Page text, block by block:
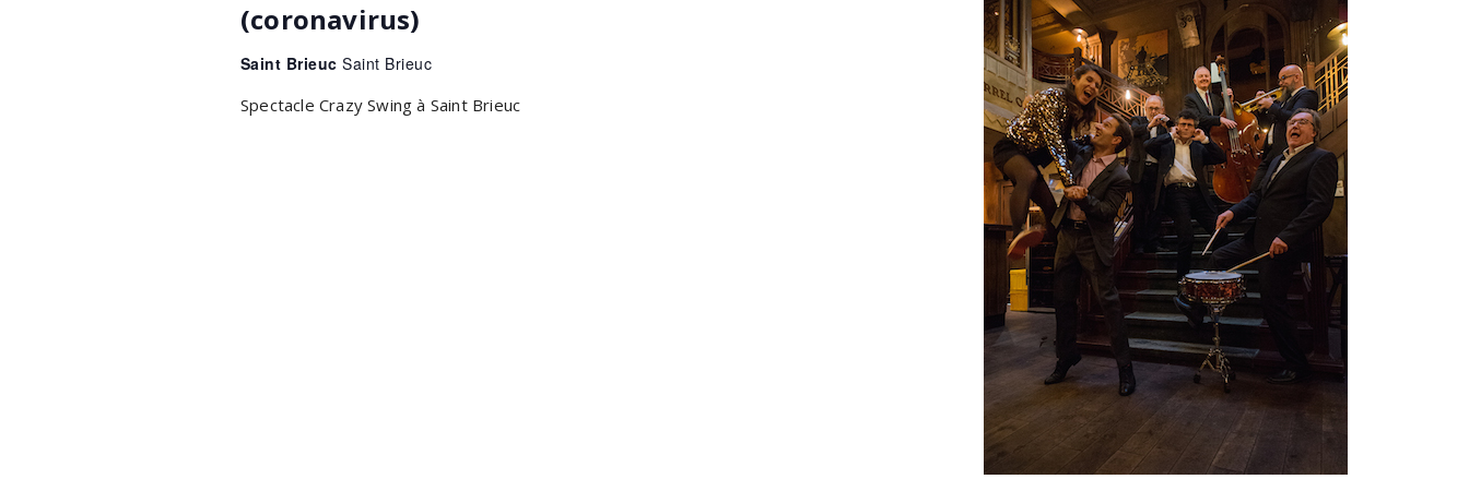
(coronavirus)
Saint BrieucSaint Brieuc
Spectacle Crazy Swing à Saint Brieuc